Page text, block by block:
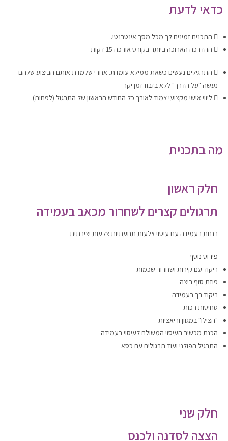
כדאי לדעת
התכנים זמינים לך מכל מסך אינטרנטי.
ההדרכה הארוכה ביותר בקורס אורכה 15 דקות
התרגילים נעשים כשאת ממילא עומדת. אחרי שלמדת אותם הביצוע שלהם
נעשה "על הדרך" ללא בזבוז זמן יקר
ליווי אישי מקצועי צמוד לאורך כל החודש הראשון של התרגול (לפחות).
מה בתכנית
חלק ראשון
תרגולים קצרים לשחרור מכאב בעמידה
בננות בעמידה עם עיסוי צלעות תנועתיות צלעות יצירתית
פירוט נוסף
ריקוד עם קירות ושחרור שכמות
פוזת סוף ריצה
ריקוד רך בעמידה
סחיטות רכות
"הצילו" במגוון וריאציות
הכנת מכשיר העיסוי המשולם לעיסוי בעמידה
התרגיל הפולני ועוד תרגולים עם כסא
חלק שני
הצצה לסדנה ולכנס